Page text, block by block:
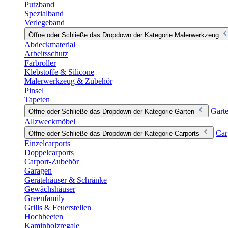
Putzband
Spezialband
Verlegeband
Öffne oder Schließe das Dropdown der Kategorie Malerwerkzeug
Abdeckmaterial
Arbeitsschutz
Farbroller
Klebstoffe & Silicone
Malerwerkzeug & Zubehör
Pinsel
Tapeten
Öffne oder Schließe das Dropdown der Kategorie Garten
Allzweckmöbel
Öffne oder Schließe das Dropdown der Kategorie Carports
Einzelcarports
Doppelcarports
Carport-Zubehör
Garagen
Gerätehäuser & Schränke
Gewächshäuser
Greenfamily
Grills & Feuerstellen
Hochbeeten
Kaminholzregale